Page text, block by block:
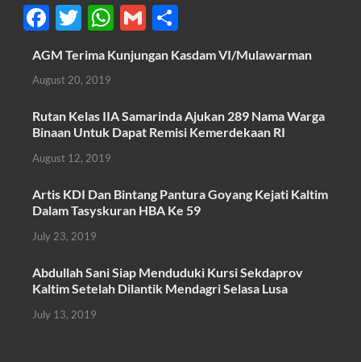
F
ac
e
b
o
o
k
T
w
itt
er
W
h
at
A
p
G
ail
h
ar
AGM Terima Kunjungan Kasdam VI/Mulawarman
August 20, 2019
Rutan Kelas IIA Samarinda Ajukan 289 Nama Warga
Binaan Untuk Dapat Remisi Kemerdekaan RI
August 12, 2019
Artis KDI Dan Bintang Pantura Goyang Kejati Kaltim
Dalam Tasyskuran HBA Ke 59
July 23, 2019
Abdullah Sani Siap Menduduki Kursi Sekdaprov
Kaltim Setelah Dilantik Mendagri Selasa Lusa
July 13, 2019